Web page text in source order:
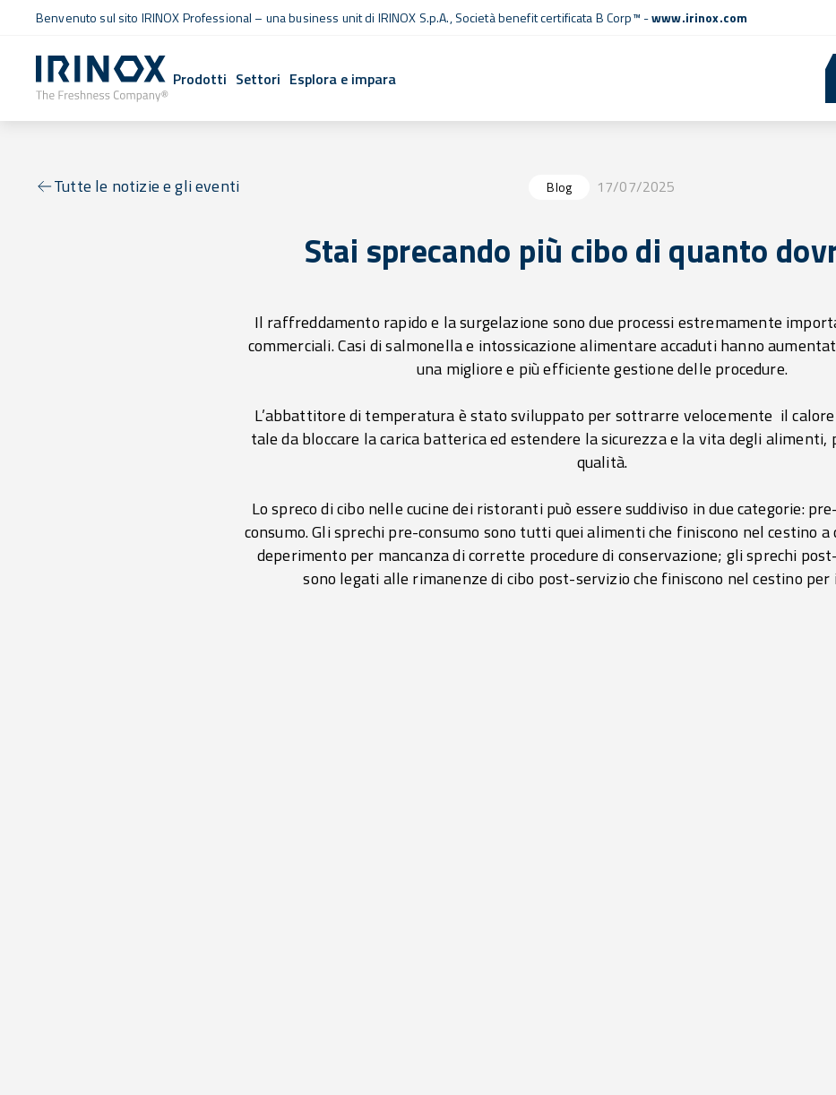
Benvenuto sul sito IRINOX Professional – una business unit di IRINOX S.p.A.,Società benefit certificata B Corp™ -www.irinox.com
Prodotti Settori Esplora e impara
Tutte le notizie e gli eventi Blog 17/07/2025
Stai sprecando più cibo di quanto
Il raffreddamento rapido e la surgelazione sono due processi estremamente
commerciali. Casi di salmonella e intossicazione alimentare accaduti hanno
una migliore e più efficiente gestione delle procedure.
L’abbattitore di temperatura è stato sviluppato per sottrarre velocemente il calore
tale da bloccare la carica batterica ed estendere la sicurezza e la vita degli alimenti,
qualità.
Lo spreco di cibo nelle cucine dei ristoranti può essere suddiviso in due categorie:
consumo. Gli sprechi pre-consumo sono tutti quei alimenti che finiscono nel cestino a
deperimento per mancanza di corrette procedure di conservazione; gli sprechi
sono legati alle rimanenze di cibo post-servizio che finiscono nel cestino